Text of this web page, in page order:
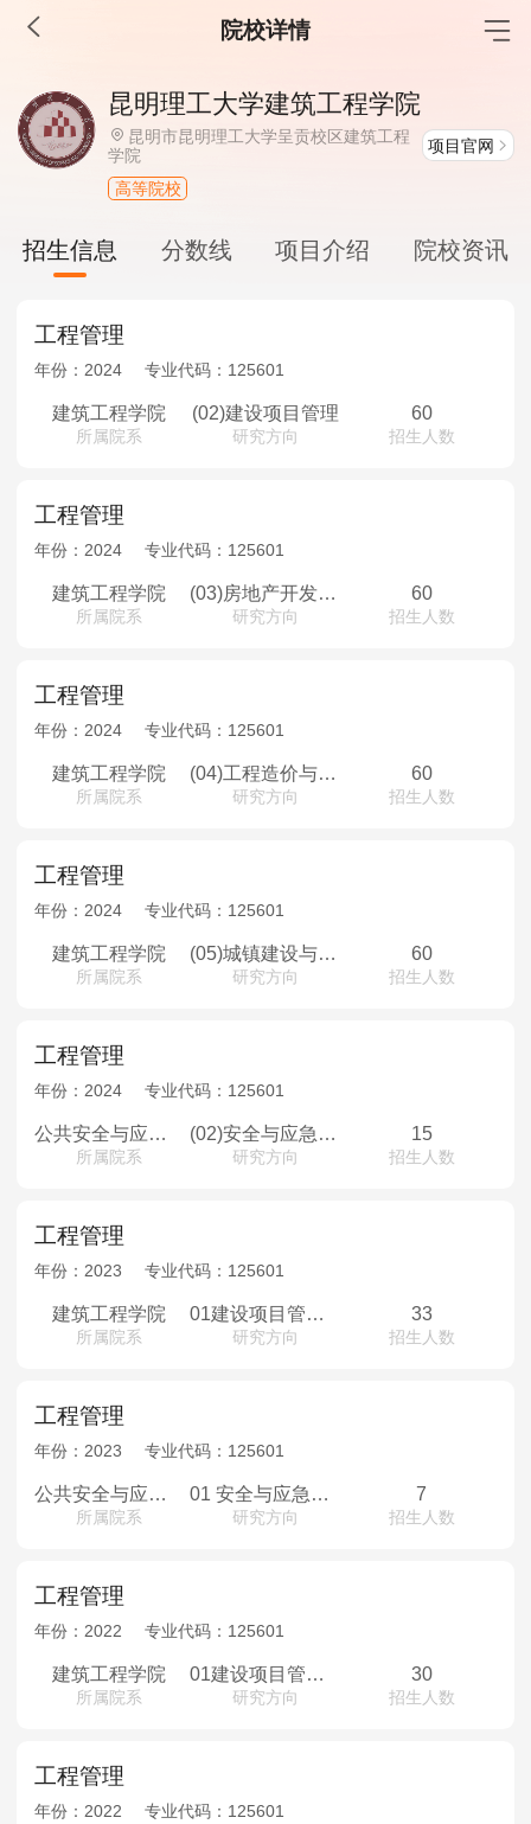
院校详情
MBA工商管理
院校库 考试报名 招生政策 学制学费
报名流程
考试真题
报考经验
MEM工程管理
考试真题
报考经验
院校库 考试报名 招生政策
报名流程
MPAcc会计专硕
院校库 考试报名 招生政策 学制学费
报名流程
考试真题
报考经验 招生简章
MTA旅游管理
院校库 考试报名 招生政策
考试真题
报考经验 招生简章
昆明理工大学建筑工程学院
昆明市昆明理工大学呈贡校区建筑工程
学院
项目官网
高等院校
招生信息 分数线 项目介绍 院校资讯
工程管理
年份： 2024 专业代码： 125601
建筑工程学院
所属院系
(02)建设项目管理
研究方向
60
招生人数
工程管理
年份： 2024 专业代码： 125601
建筑工程学院
所属院系
(03)房地产开发与管理
研究方向
60
招生人数
工程管理
年份： 2024 专业代码： 125601
建筑工程学院
所属院系
(04)工程造价与投资管理
研究方向
60
招生人数
工程管理
年份： 2024 专业代码： 125601
建筑工程学院
所属院系
(05)城镇建设与发展管理
研究方向
60
招生人数
工程管理
年份： 2024 专业代码： 125601
公共安全与应急管理学院
所属院系
(02)安全与应急管理
研究方向
15
招生人数
工程管理
年份： 2023 专业代码： 125601
建筑工程学院
所属院系
01建设项目管理；02房地产开发与管理；03工程造价与投资管理；04城镇建设与发展管理
研究方向
33
招生人数
工程管理
年份： 2023 专业代码： 125601
公共安全与应急管理学院
所属院系
01 安全与应急管理
研究方向
7
招生人数
工程管理
年份： 2022 专业代码： 125601
建筑工程学院
所属院系
01建设项目管理02房地产开发与管理03工程造价与投资管理04城镇建设与发展管理
研究方向
30
招生人数
工程管理
年份： 2022 专业代码： 125601